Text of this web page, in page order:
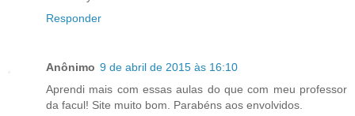
Responder
Anônimo 9 de abril de 2015 às 16:10
Aprendi mais com essas aulas do que com meu professor
da facul! Site muito bom. Parabéns aos envolvidos.